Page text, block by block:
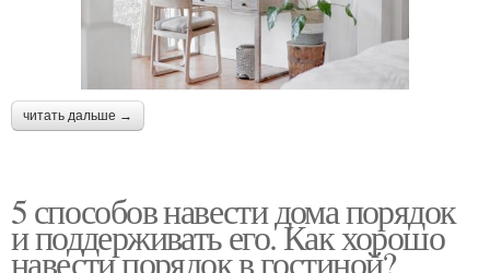
читать дальше →
5 способов навести дома порядок
и поддерживать его. Как хорошо
навести порядок в гостиной?